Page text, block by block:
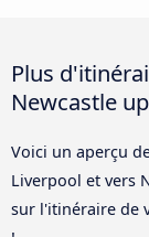
Plus
Newcastle
Voici un aperçu
Liverpool et vers
sur l'itinéraire de